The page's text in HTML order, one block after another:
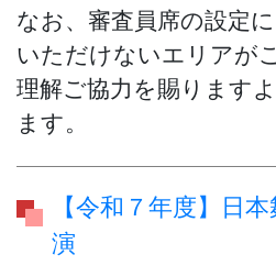
なお、審査員席の設定
いただけないエリアが
理解ご協力を賜ります
ます。
【令和７年度】日
演